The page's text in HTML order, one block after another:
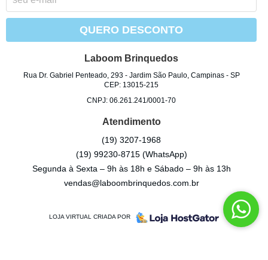
QUERO DESCONTO
Laboom Brinquedos
Rua Dr. Gabriel Penteado, 293- Jardim São Paulo, Campinas- SP
CEP: 13015-215
CNPJ: 06.261.241/0001-70
Atendimento
(19) 3207-1968
(19) 99230-8715 (WhatsApp)
Segunda à Sexta – 9h às 18h e Sábado – 9h às 13h
vendas@laboombrinquedos.com.br
LOJA VIRTUAL CRIADA POR